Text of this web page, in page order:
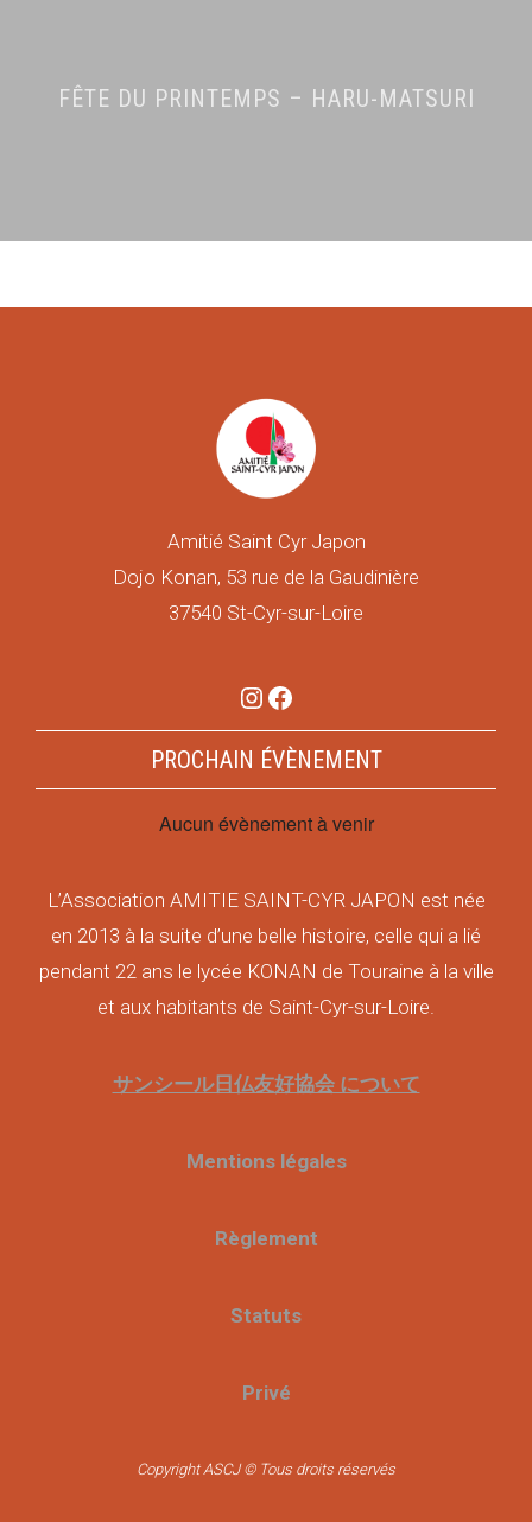
FÊTE DU PRINTEMPS – HARU-MATSURI
Amitié Saint Cyr Japon
Dojo Konan, 53 rue de la Gaudinière
37540 St-Cyr-sur-Loire
InstagramFacebook
L’Association AMITIE SAINT-CYR JAPON est née
en 2013 à la suite d’une belle histoire, celle qui a lié
pendant 22 ans le lycée KONAN de Touraine à la ville
et aux habitants de Saint-Cyr-sur-Loire.
サンシール日仏友好協会 について
Mentions légales
Règlement
Statuts
Privé
Copyright ASCJ © Tous droits réservés
PROCHAIN ÉVÈNEMENT
Aucun évènement à venir